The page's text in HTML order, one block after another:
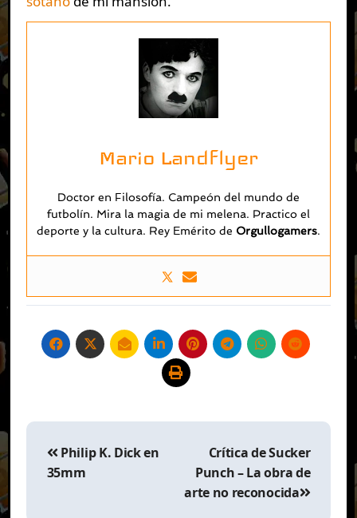
Mario Landflyer
Doctor en Filosofía. Campeón del mundo de
futbolín. Mira la magia de mi melena. Practico el
deporte y la cultura. Rey Emérito de Orgullogamers.
Navegación
entradas
Philip K. Dick en
35mm
Crítica de Sucker
Punch – La obra de
arte no reconocida